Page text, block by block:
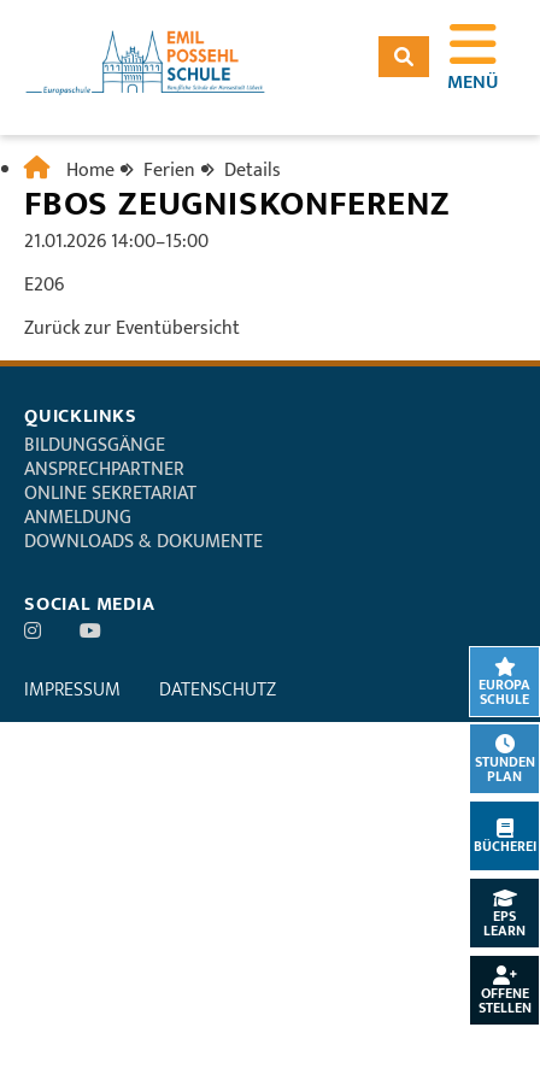
EUROPA
SCHULE
STUNDEN
PLAN
BÜCHEREI
EPS
LEARN
OFFENE
STELLEN
MENÜ
Home Ferien Details
FBOS ZEUGNISKONFERENZ
21.01.2026 14:00–15:00
E206
Zurück zur Eventübersicht
QUICKLINKS
BILDUNGSGÄNGE
ANSPRECHPARTNER
ONLINE SEKRETARIAT
ANMELDUNG
DOWNLOADS & DOKUMENTE
SOCIAL MEDIA
IMPRESSUM DATENSCHUTZ